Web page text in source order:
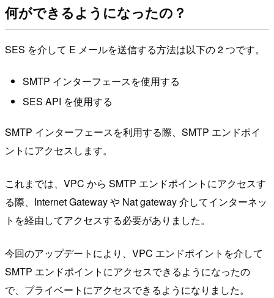
何ができるようになったの？
SES を介して E メールを送信する方法は以下の 2 つです。
SMTP インターフェースを使用する
SES API を使用する
SMTP インターフェースを利用する際、SMTP エンドポイ
ントにアクセスします。
これまでは、VPC から SMTP エンドポイントにアクセスす
る際、Internet Gateway や Nat gateway 介してインターネッ
トを経由してアクセスする必要がありました。
今回のアップデートにより、VPC エンドポイントを介して
SMTP エンドポイントにアクセスできるようになったの
で、プライベートにアクセスできるようになりました。